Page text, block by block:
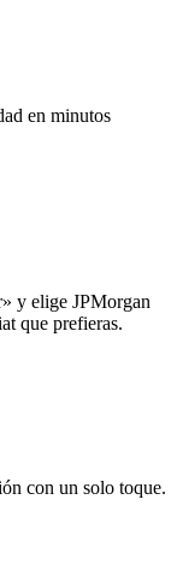
en minutos
y elige JPMorgan
que prefieras.
con un solo toque.